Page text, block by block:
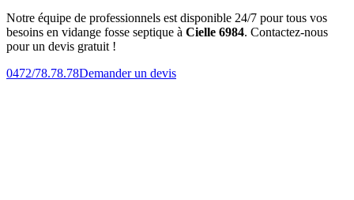
Notre équipe de professionnels est disponible 24/7 pour tous vos
besoins en vidange fosse septique à Cielle 6984. Contactez-nous
pour un devis gratuit !
0472/78.78.78Demander un devis